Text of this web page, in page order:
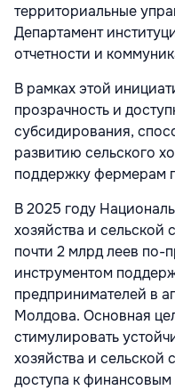
территориальные
Департамент
отчетности и
В рамках этой
прозрачность и
субсидирования,
развитию сельского
поддержку фермерам
В 2025 году
хозяйства и
почти 2 млрд леев
инструментом
предпринимателей в
Молдова. Основная
стимулировать
хозяйства и сельской
доступа к